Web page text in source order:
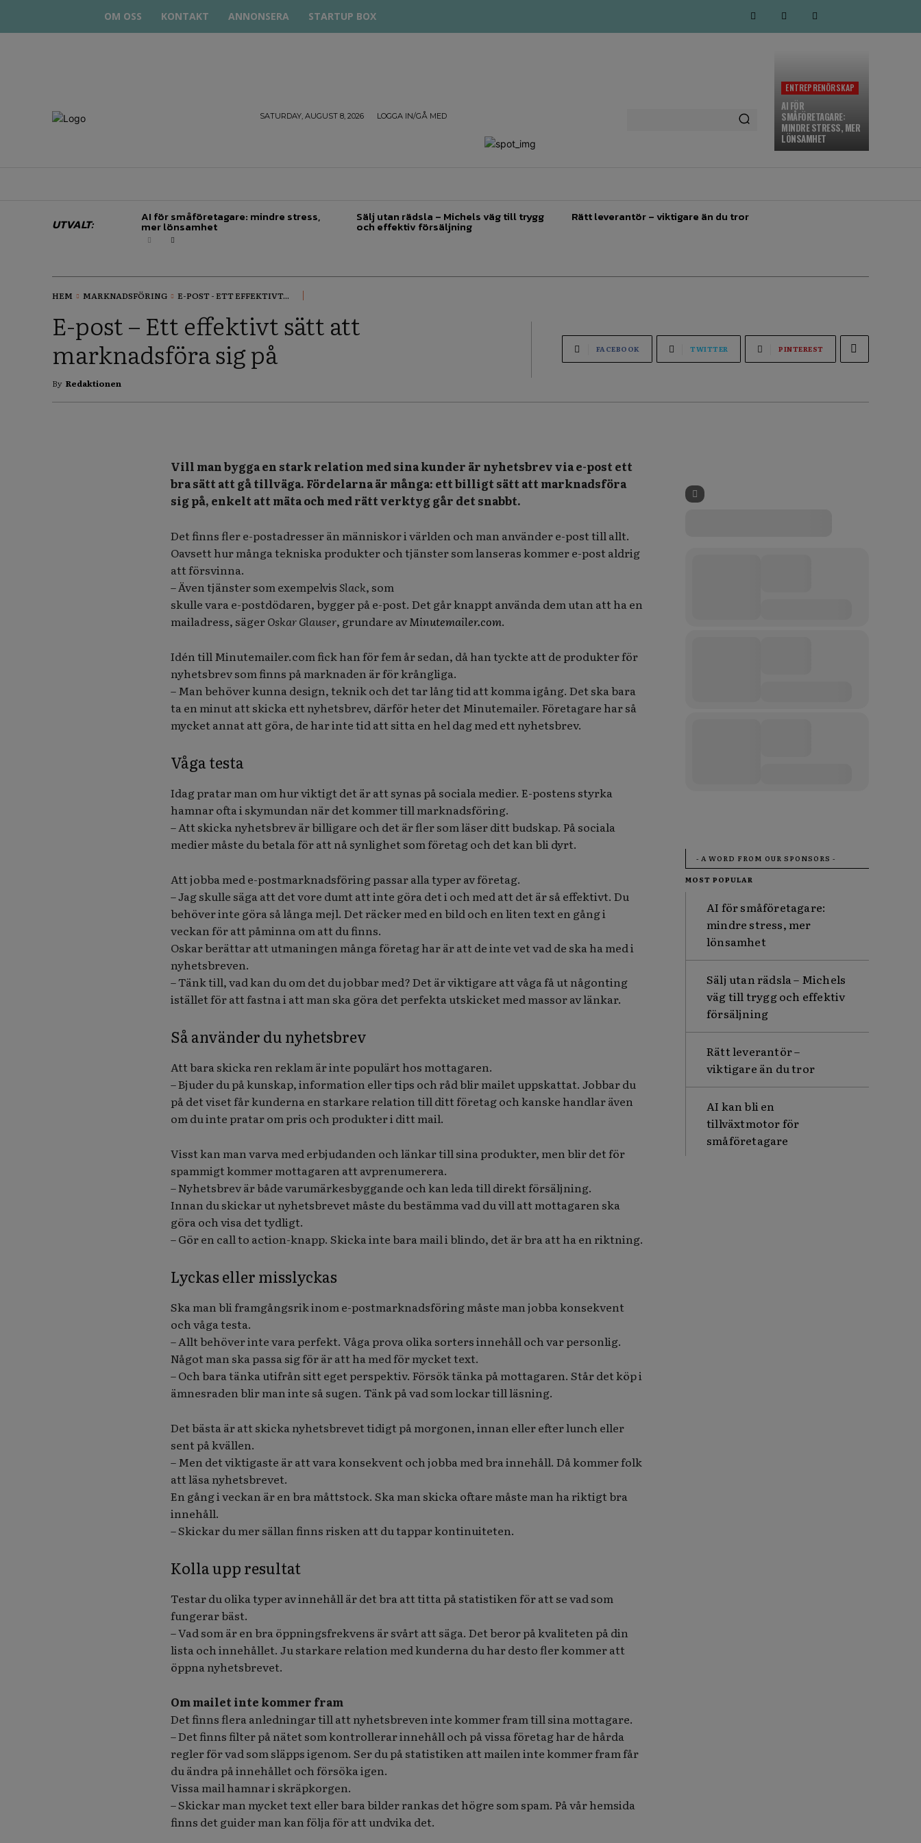
OM OSS KONTAKT ANNONSERA STARTUP BOX
SATURDAY, AUGUST 8, 2026 LOGGA IN/GÅ MED
ENTREPRENÖRSKAP
AI FÖR
SMÅFÖRETAGARE:
MINDRE STRESS, MER
LÖNSAMHET
UTVALT: AI för småföretagare: mindre stress,
mer lönsamhet
Sälj utan rädsla – Michels väg till trygg
och effektiv försäljning
Rätt leverantör – viktigare än du tror
HEM MARKNADSFÖRING E-POST - ETT EFFEKTIVT...
E-post – Ett effektivt sätt att
marknadsföra sig på
By Redaktionen
FACEBOOK TWITTER PINTEREST
Vill man bygga en stark relation med sina kunder är nyhetsbrev via e-post ett
bra sätt att gå tillväga. Fördelarna är många: ett billigt sätt att marknadsföra
sig på, enkelt att mäta och med rätt verktyg går det snabbt.
Det finns fler e-postadresser än människor i världen och man använder e-post till allt.
Oavsett hur många tekniska produkter och tjänster som lanseras kommer e-post aldrig
att försvinna.
– Även tjänster som exempelvis Slack, som
skulle vara e-postdödaren, bygger på e-post. Det går knappt använda dem utan att ha en
mailadress, sägerOskar Glauser, grundare avMinutemailer.com.
Idén till Minutemailer.com fick han för fem år sedan, då han tyckte att de produkter för
nyhetsbrev som finns på marknaden är för krångliga.
– Man behöver kunna design, teknik och det tar lång tid att komma igång. Det ska bara
ta en minut att skicka ett nyhetsbrev, därför heter det Minutemailer. Företagare har så
mycket annat att göra, de har inte tid att sitta en hel dag med ett nyhetsbrev.
Våga testa
Idag pratar man om hur viktigt det är att synas på sociala medier. E-postens styrka
hamnar ofta i skymundan när det kommer till marknadsföring.
– Att skicka nyhetsbrev är billigare och det är fler som läser ditt budskap. På sociala
medier måste du betala för att nå synlighet som företag och det kan bli dyrt.
Att jobba med e-postmarknadsföring passar alla typer av företag.
– Jag skulle säga att det vore dumt att inte göra det i och med att det är så effektivt. Du
behöver inte göra så långa mejl. Det räcker med en bild och en liten text en gång i
veckan för att påminna om att du finns.
Oskar berättar att utmaningen många företag har är att de inte vet vad de ska ha med i
nyhetsbreven.
– Tänk till, vad kan du om det du jobbar med? Det är viktigare att våga få ut någonting
istället för att fastna i att man ska göra det perfekta utskicket med massor av länkar.
Så använder du nyhetsbrev
Att bara skicka ren reklam är inte populärt hos mottagaren.
– Bjuder du på kunskap, information eller tips och råd blir mailet uppskattat. Jobbar du
på det viset får kunderna en starkare relation till ditt företag och kanske handlar även
om du inte pratar om pris och produkter i ditt mail.
Visst kan man varva med erbjudanden och länkar till sina produkter, men blir det för
spammigt kommer mottagaren att avprenumerera.
– Nyhetsbrev är både varumärkesbyggande och kan leda till direkt försäljning.
Innan du skickar ut nyhetsbrevet måste du bestämma vad du vill att mottagaren ska
göra och visa det tydligt.
– Gör en call to action-knapp. Skicka inte bara mail i blindo, det är bra att ha en riktning.
Lyckas eller misslyckas
Ska man bli framgångsrik inom e-postmarknadsföring måste man jobba konsekvent
och våga testa.
– Allt behöver inte vara perfekt. Våga prova olika sorters innehåll och var personlig.
Något man ska passa sig för är att ha med för mycket text.
– Och bara tänka utifrån sitt eget perspektiv. Försök tänka på mottagaren. Står det köp i
ämnesraden blir man inte så sugen. Tänk på vad som lockar till läsning.
Det bästa är att skicka nyhetsbrevet tidigt på morgonen, innan eller efter lunch eller
sent på kvällen.
– Men det viktigaste är att vara konsekvent och jobba med bra innehåll. Då kommer folk
att läsa nyhetsbrevet.
En gång i veckan är en bra måttstock. Ska man skicka oftare måste man ha riktigt bra
innehåll.
– Skickar du mer sällan finns risken att du tappar kontinuiteten.
Kolla upp resultat
Testar du olika typer av innehåll är det bra att titta på statistiken för att se vad som
fungerar bäst.
– Vad som är en bra öppningsfrekvens är svårt att säga. Det beror på kvaliteten på din
lista och innehållet. Ju starkare relation med kunderna du har desto fler kommer att
öppna nyhetsbrevet.
Om mailet inte kommer fram
Det finns flera anledningar till att nyhetsbreven inte kommer fram till sina mottagare.
– Det finns filter på nätet som kontrollerar innehåll och på vissa företag har de hårda
regler för vad som släpps igenom. Ser du på statistiken att mailen inte kommer fram får
du ändra på innehållet och försöka igen.
Vissa mail hamnar i skräpkorgen.
– Skickar man mycket text eller bara bilder rankas det högre som spam. På vår hemsida
finns det guider man kan följa för att undvika det.
- A WORD FROM OUR SPONSORS -
MOST POPULAR
AI för småföretagare:
mindre stress, mer
lönsamhet
Sälj utan rädsla – Michels
väg till trygg och effektiv
försäljning
Rätt leverantör –
viktigare än du tror
AI kan bli en
tillväxtmotor för
småföretagare